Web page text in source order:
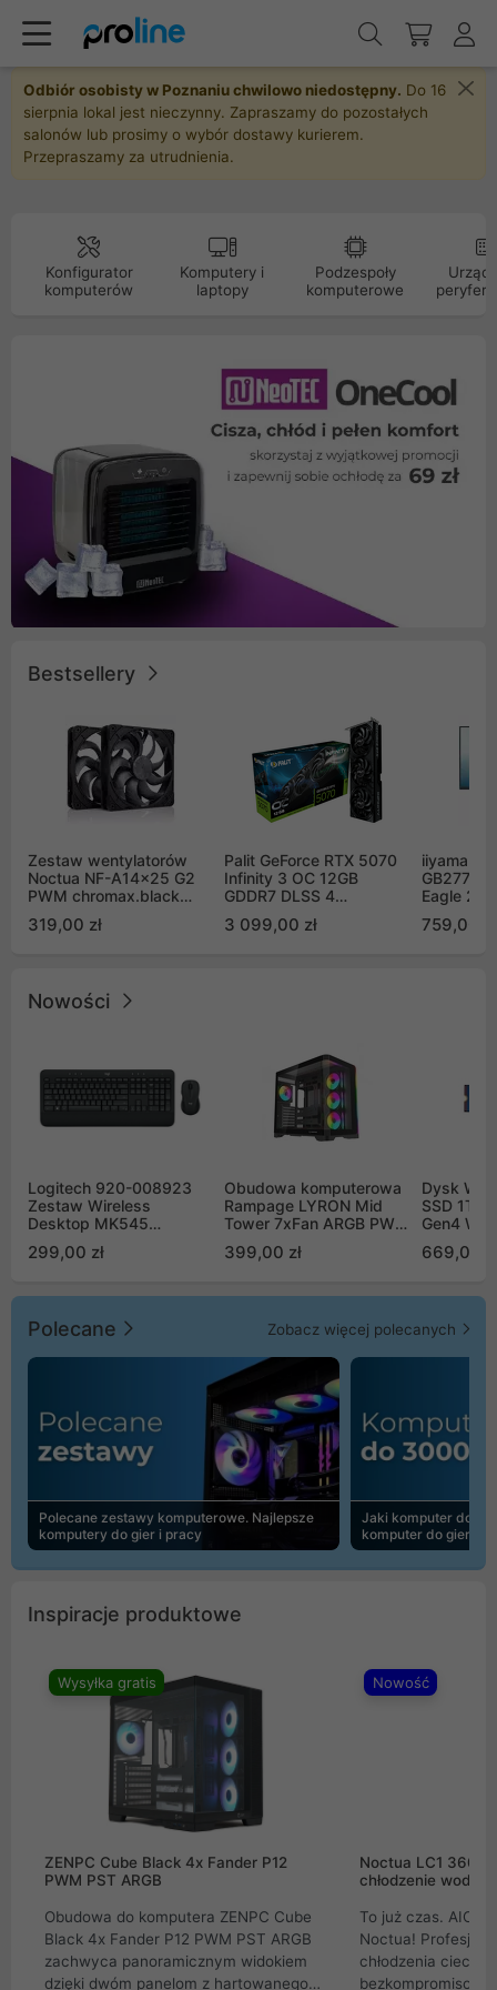
Odbiór osobisty w Poznaniu chwilowo niedostępny. Do 16
sierpnia lokal jest nieczynny. Zapraszamy do pozostałych
salonów lub prosimy o wybór dostawy kurierem.
Przepraszamy za utrudnienia.
Konfigurator
komputerów
Komputery i
laptopy
Podzespoły
komputerowe
Bestsellery
Zestaw wentylatorów
Noctua NF-A14x25 G2
PWM chromax.black
Push Pull (2szt)
319,00 zł
Palit GeForce RTX 5070
Infinity 3 OC 12GB
GDDR7 DLSS 4
GB2050S)
3 099,00 zł
iiyama G-
Eagle 27"
759,00 zł
Nowości
Logitech 920-008923
Zestaw Wireless
Desktop MK545
299,00 zł
Obudowa komputerowa
Rampage LYRON Mid
Tower 7xFan ARGB PWM
399,00 zł
Dysk WD
SSD 1TB
Gen4
669,00
Polecane Zobacz więcej polecanych
Polecane zestawy komputerowe. Najlepsze
komputery do gier i pracy
Jaki komputer do
komputer do gier |
Inspiracje produktowe
Wysyłka gratis
ZENPC Cube Black 4x Fander P12
PWM PST ARGB
Obudowa do komputera ZENPC Cube
Black 4x Fander P12 PWM PST ARGB
zachwyca panoramicznym widokiem
dzięki dwóm panelom z hartowanego
Nowość
Noctua LC1
chłodzenie wodne
To już czas. AIO
Noctua!
chłodzenia cieczą